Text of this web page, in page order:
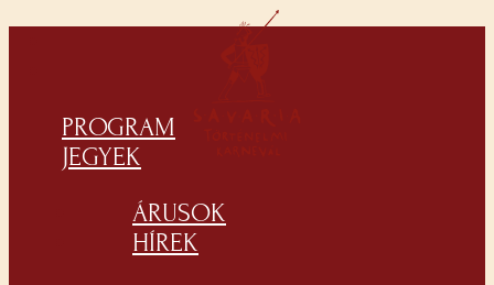
PROGRAM
JEGYEK
ÁRUSOK
HÍREK